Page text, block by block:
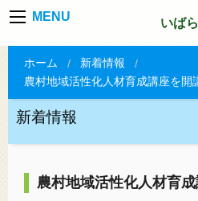
MENU いば
ホーム
新着情報
農村地域活性化人材育成講座を開
新着情報
農村地域活性化人材育